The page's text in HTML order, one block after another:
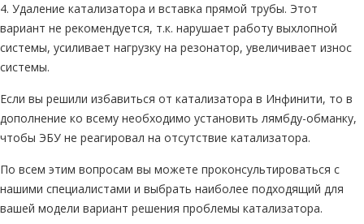
4. Удаление катализатора и вставка прямой трубы. Этот
вариант не рекомендуется, т.к. нарушает работу выхлопной
системы, усиливает нагрузку на резонатор, увеличивает износ
системы.
Если вы решили избавиться от катализатора в Инфинити, то в
дополнение ко всему необходимо установить лямбду-обманку,
чтобы ЭБУ не реагировал на отсутствие катализатора.
По всем этим вопросам вы можете проконсультироваться с
нашими специалистами и выбрать наиболее подходящий для
вашей модели вариант решения проблемы катализатора.